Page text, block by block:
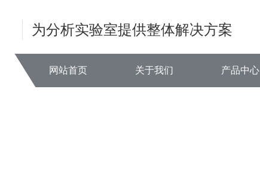
为分析实验室提供整体解决方案
网站首页 关于我们 产品中心